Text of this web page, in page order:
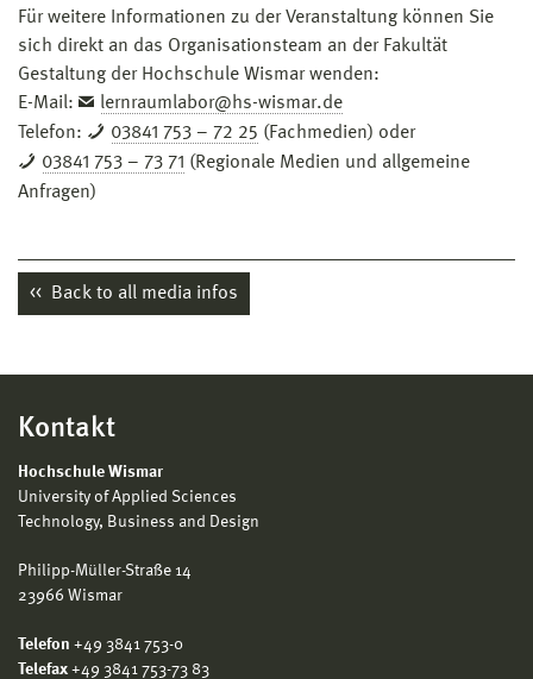
Für weitere Informationen zu der Veranstaltung können Sie
sich direkt an das Organisationsteam an der Fakultät
Gestaltung der Hochschule Wismar wenden:
E-Mail:
lernraumlabor@hs-wismar.de
Telefon:
03841 753 – 72 25 (Fachmedien) oder
03841 753 – 73 71 (Regionale Medien und allgemeine
Anfragen)
Back to all media infos
Kontakt
Hochschule Wismar
University of Applied Sciences
Technology, Business and Design
Philipp-Müller-Straße 14
23966 Wismar
Telefon +49 3841 753-0
Telefax +49 3841 753-73 83